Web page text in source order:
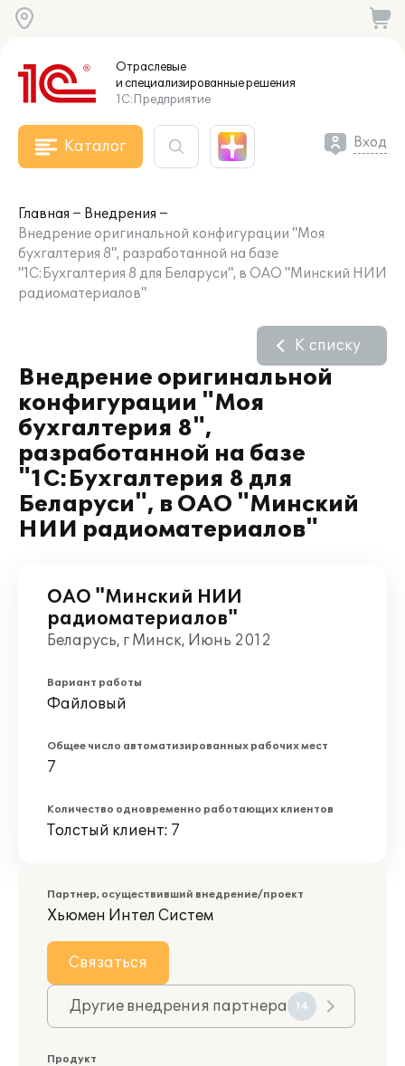
Отраслевые
и специализированныерешения
1С:Предприятие
Каталог Вход
Главная
Внедрения
Внедрение оригинальной конфигурации "Моя
бухгалтерия 8", разработанной на базе
"1С:Бухгалтерия 8 для Беларуси", в ОАО "Минский НИИ
радиоматериалов"
Внедрение оригинальной
конфигурации "Моя
бухгалтерия 8",
разработанной на базе
"1С:Бухгалтерия 8 для
Беларуси", в ОАО "Минский
НИИ радиоматериалов"
К списку
ОАО "Минский НИИ
радиоматериалов"
Беларусь, г Минск, Июнь 2012
Вариант работы
Файловый
Общее число автоматизированных рабочих мест
7
Количество одновременно работающих клиентов
Толстый клиент: 7
Партнер, осуществивший внедрение/проект
Хьюмен Интел Систем
Связаться
Другие внедрения партнера 14
Продукт